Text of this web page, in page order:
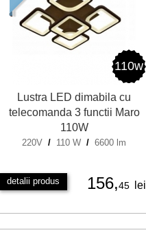
110w
Lustra LED dimabila cu
telecomanda 3 functii Maro
110W
220V / 110 W / 6600 lm
detalii produs 156,45 lei